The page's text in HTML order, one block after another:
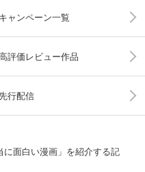
キャンペーン一覧
評価レビュー作品
行配信
面白い漫画」を紹介する記